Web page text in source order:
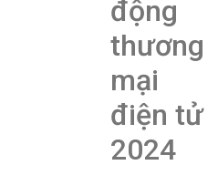
động
thương
mại
điện tử
2024